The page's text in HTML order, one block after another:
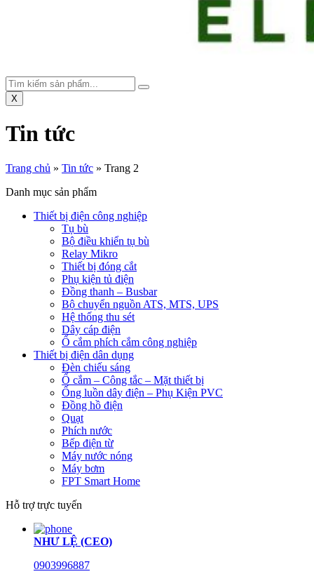
X
Tin tức
Trang chủ » Tin tức » Trang 2
Danh mục sản phẩm
Thiết bị điện công nghiệp
Tụ bù
Bộ điều khiển tụ bù
Relay Mikro
Thiết bị đóng cắt
Phụ kiện tủ điện
Đồng thanh – Busbar
Bộ chuyển nguồn ATS, MTS, UPS
Hệ thống thu sét
Dây cáp điện
Ổ cắm phích cắm công nghiệp
Thiết bị điện dân dụng
Đèn chiếu sáng
Ổ cắm – Công tắc – Mặt thiết bị
Ống luồn dây điện – Phụ Kiện PVC
Đồng hồ điện
Quạt
Phích nước
Bếp điện từ
Máy nước nóng
Máy bơm
FPT Smart Home
Hỗ trợ trực tuyến
NHƯ LỆ (CEO)
0903996887